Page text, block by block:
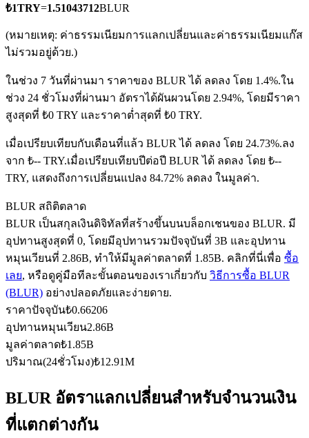
ฟิวเจอร์ส USDC
ฟิวเจอร์สที่ใช้ USDC เป็นหลักประกัน
คัดลอกการซื้อขาย
เข้าร่วมกับเทรดเดอร์ชั้นนำ
₺1TRY=1.51043712BLUR
(หมายเหตุ: ค่าธรรมเนียมการแลกเปลี่ยนและค่าธรรมเนียมแก๊ส
ไม่รวมอยู่ด้วย.)
ในช่วง 7 วันที่ผ่านมา ราคาของ BLUR ได้ ลดลง โดย 1.4%.ใน
ช่วง 24 ชั่วโมงที่ผ่านมา อัตราได้ผันผวนโดย 2.94%, โดยมีราคา
สูงสุดที่ ₺0 TRY และราคาต่ำสุดที่ ₺0 TRY.
เมื่อเปรียบเทียบกับเดือนที่แล้ว BLUR ได้ ลดลง โดย 24.73%.ลง
จาก ₺-- TRY.เมื่อเปรียบเทียบปีต่อปี BLUR ได้ ลดลง โดย ₺--
TRY, แสดงถึงการเปลี่ยนแปลง 84.72% ลดลง ในมูลค่า.
BLUR สถิติตลาด
BLUR เป็นสกุลเงินดิจิทัลที่สร้างขึ้นบนบล็อกเชนของ BLUR. มี
อุปทานสูงสุดที่ 0, โดยมีอุปทานรวมปัจจุบันที่ 3B และอุปทาน
หมุนเวียนที่ 2.86B, ทำให้มีมูลค่าตลาดที่ 1.85B. คลิกที่นี่เพื่อ ซื้อ
เลย, หรือดูคู่มือทีละขั้นตอนของเราเกี่ยวกับ วิธีการซื้อ BLUR
(BLUR) อย่างปลอดภัยและง่ายดาย.
ราคาปัจจุบัน₺0.66206
อุปทานหมุนเวียน2.86B
มูลค่าตลาด₺1.85B
ปริมาณ(24ชั่วโมง)₺12.91M
BLUR อัตราแลกเปลี่ยนสำหรับจำนวนเงิน
ที่แตกต่างกัน